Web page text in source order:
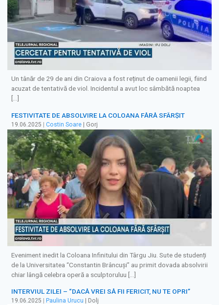
Un tânăr de 29 de ani din Craiova a fost reținut de oamenii legii, fiind
acuzat de tentativă de viol. Incidentul a avut loc sâmbătă noaptea
[…]
FESTIVITATE DE ABSOLVIRE LA COLOANA FĂRĂ SFÂRȘIT
19.06.2025 | Costin Soare | Gorj
Eveniment inedit la Coloana Infinitului din Târgu Jiu. Sute de studenți
de la Universitatea “Constantin Brâncuși” au primit dovada absolvirii
chiar lângă celebra operă a sculptoruluu […]
INTERVIUL ZILEI – “DACĂ VREI SĂ FII FERICIT, NU TE OPRI”
19.06.2025 Paulina Urucu | Dolj